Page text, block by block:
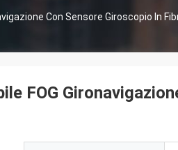
Con Sensore Giroscopio In
FOG